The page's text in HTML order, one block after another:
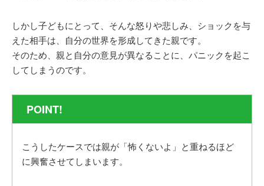
しかし子どもにとって、そんな怒りや悲しみ、ショックを与
えた相手は、自分の世界を形成してきた親です。
そのため、親と自分の意見が異なることに、パニックを起こ
してしまうのです。
POINT!
こうしたケースでは親が「怖くないよ」と重ねるほど
に興奮させてしまいます。